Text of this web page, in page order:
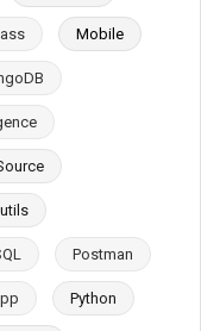
Mobile
Postman
Python